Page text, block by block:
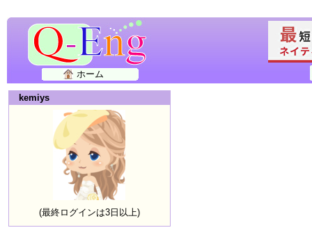
ホーム
kemiys
(最終ログインは3日以上)